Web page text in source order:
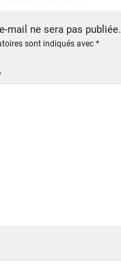
mail ne sera pas publiée.
sont indiqués avec *